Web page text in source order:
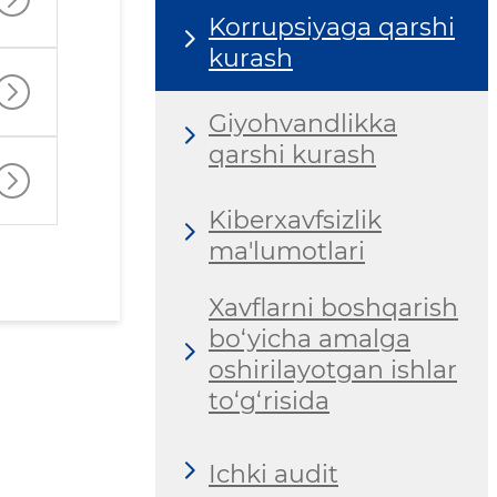
Korrupsiyaga qarshi
kurash
Giyohvandlikka
qarshi kurash
Kiberxavfsizlik
ma'lumotlari
Xavflarni boshqarish
bo‘yicha amalga
oshirilayotgan ishlar
to‘g‘risida
Ichki audit